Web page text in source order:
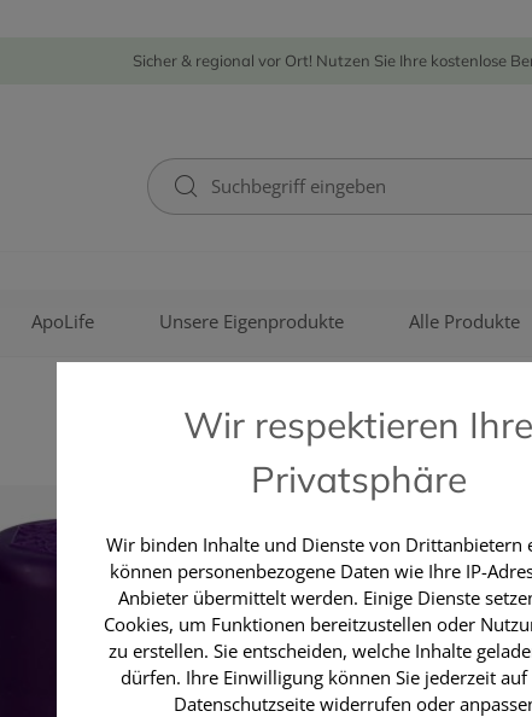
Sicher & regional vor Ort! Nutzen Sie Ihre kostenlose
ApoLife Unsere Eigenprodukte Alle Produkte
PHARMAG
5ml
€ 12,90
Wir respektieren Ihre
Privatsphäre
Wir binden Inhalte und Dienste von Drittanbietern
können personenbezogene Daten wie Ihre IP-
Anbieter übermittelt werden. Einige Dienste
Cookies, um Funktionen bereitzustellen oder
zu erstellen. Sie entscheiden, welche Inhalte
dürfen. Ihre Einwilligung können Sie jederzeit
Datenschutzseite widerrufen oder